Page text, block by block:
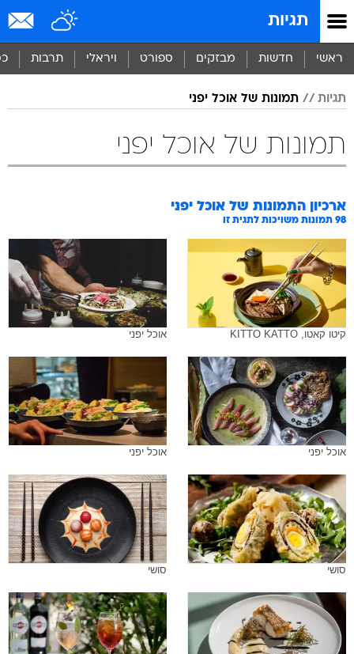
תגיות
ראשי חדשות מבזקים ספורט ויראלי תרבות
תגיות תמונות של אוכל יפני
תמונות של אוכל יפני
ארכיון התמונות של אוכל יפני
98 תמונות משויכות לתגית זו
קיטו קאטו, KITTO KATTO אוכל יפני
אוכל יפני אוכל יפני
סושי סושי